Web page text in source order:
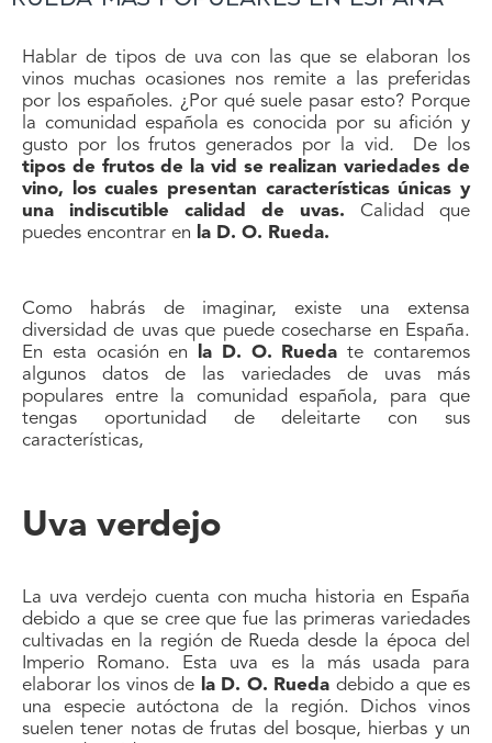
Hablar de tipos de uva con las que se elaboran los
vinos muchas ocasiones nos remite a las preferidas
por los españoles. ¿Por qué suele pasar esto? Porque
la comunidad española es conocida por su afición y
gusto por los frutos generados por la vid.
De los
tipos de frutos de la vid se realizan variedades de
vino, los cuales presentan características únicas y
una indiscutible calidad de uvas. Calidad que
puedes encontrar en la D. O. Rueda.
Como habrás de imaginar, existe una extensa
diversidad de uvas que puede cosecharse en España.
En esta ocasión en
la D. O. Ruedate contaremos
algunos datos de las variedades de uvas más
populares entre la comunidad española, para que
tengas oportunidad de deleitarte con sus
características,
Uva verdejo
La uva verdejo cuenta con mucha historia en España
debido a que se cree que fue las primeras variedades
cultivadas en la región de Rueda desde la época del
Imperio Romano. Esta uva es la más usada para
elaborar los vinos de la D. O. Rueda debido a que es
una especie autóctona de la región. Dichos vinos
suelen tener notas de frutas del bosque, hierbas y un